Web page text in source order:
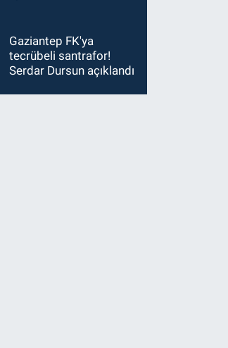
Gaziantep FK'ya
tecrübeli santrafor!
Serdar Dursun açıklandı